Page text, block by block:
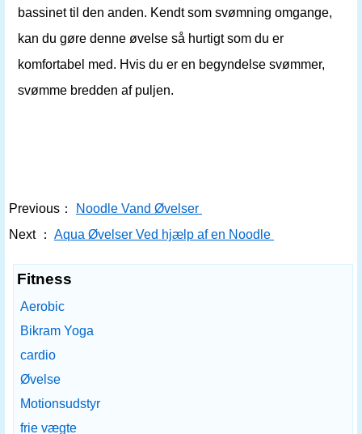
bassinet til den anden. Kendt som svømning omgange,
kan du gøre denne øvelse så hurtigt som du er
komfortabel med. Hvis du er en begyndelse svømmer,
svømme bredden af ​​puljen.
Previous：
Noodle Vand Øvelser
Next ： Aqua Øvelser Ved hjælp af en Noodle
Fitness
Aerobic
Bikram Yoga
cardio
Øvelse
Motionsudstyr
frie vægte